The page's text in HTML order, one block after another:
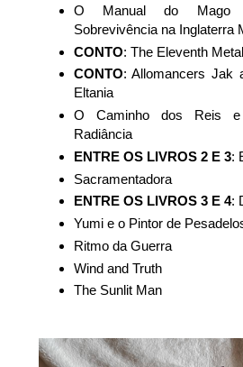
O Manual do Mago
Sobrevivência na Inglaterra
CONTO: The Eleventh Metal
CONTO: Allomancers Jak
Eltania
O Caminho dos Reis
Radiância
ENTRE OS LIVROS 2 E 3:
Sacramentadora
ENTRE OS LIVROS 3 E 4:
Yumi e o Pintor de
Ritmo da Guerra
Wind and Truth
The Sunlit Man